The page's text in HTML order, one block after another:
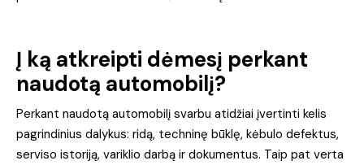
Į ką atkreipti dėmesį perkant
naudotą automobilį?
Perkant naudotą automobilį svarbu atidžiai įvertinti kelis
pagrindinius dalykus: ridą, techninę būklę, kėbulo defektus,
serviso istoriją, variklio darbą ir dokumentus. Taip pat verta